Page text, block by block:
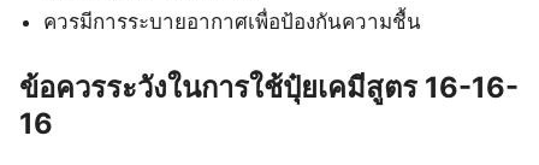
ควรมีการระบายอากาศเพื่อป้องกันความชื้น
ข้อควรระวังในการใช้ปุ๋ยเคมีสูตร 16-16-
16